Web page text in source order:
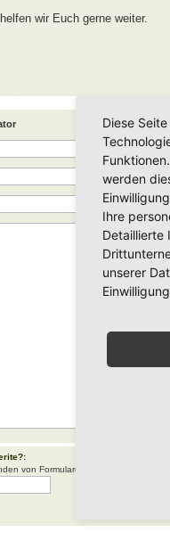
wir Euch gerne weiter.
von Formularen durch Spam-Bots
Diese
werden
Ihre
Detaillierte
unserer